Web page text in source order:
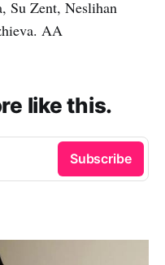
Su Zent, Neslihan
AA
like this.
Subscribe